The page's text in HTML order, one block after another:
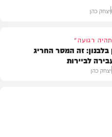
יצחק כהן
רגועה"
זה המסר החריג
לביירות
יצחק כהן